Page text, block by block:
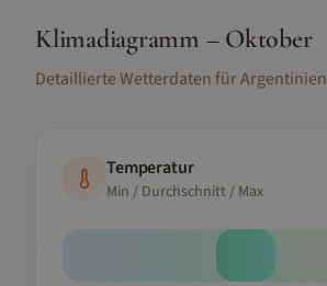
Klimadiagramm – Oktober
Detaillierte Wetterdaten fürArgentinien
Temperatur
Min / Durchschnitt / Max